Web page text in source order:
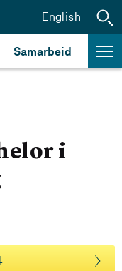
Samarbeid
English
i